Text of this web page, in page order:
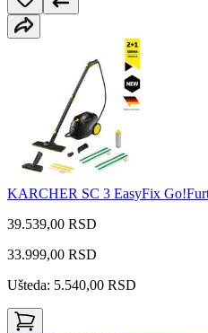
KARCHER SC 3 EasyFix
39.539,00 RSD
33.999,00 RSD
Ušteda: 5.540,00 RSD